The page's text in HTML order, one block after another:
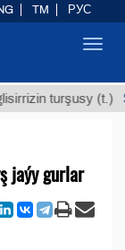
turşusy (t.)
jaýy gurlar
TM РУС